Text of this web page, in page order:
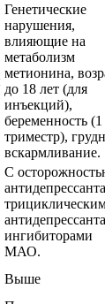
Генетические
нарушения,
влияющие на
метаболизм
метионина,
до 18 лет (для
инъекций),
беременность (1
триместр),
вскармливание.
С
ингибиторами
МАО.
Выше